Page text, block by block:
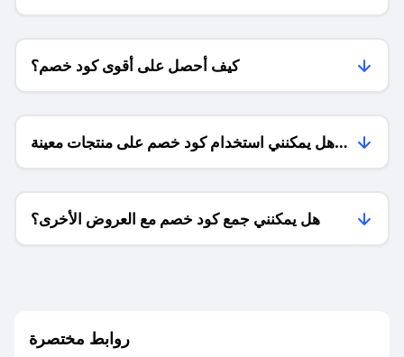
كيف أحصل على أقوى كود خصم؟
هل يمكنني استخدام كود خصم على منتجات معينة
فقط؟
هل يمكنني جمع كود خصم مع العروض الأخرى؟
روابط مختصرة